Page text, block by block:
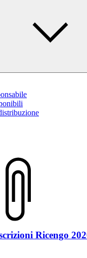
Ricengo